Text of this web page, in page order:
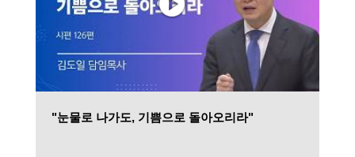
"눈물로 나가도, 기쁨으로 돌아오리라"